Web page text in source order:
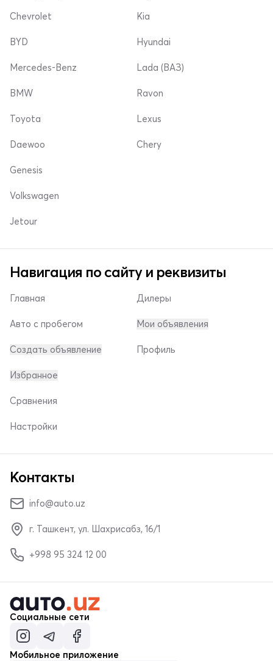
Chevrolet
BYD
Mercedes-Benz
Kia
Hyundai
Lada (ВАЗ)
BMW
Toyota
Daewoo
Ravon
Lexus
Chery
Genesis
Volkswagen
Jetour
Навигация по сайту и реквизиты
Главная
Авто с пробегом
Создать объявление
Дилеры
Мои объявления
Профиль
Избранное
Сравнения
Настройки
Контакты
info@auto.uz
г. Ташкент, ул. Шахрисабз, 16/1
+998 95 324 12 00
Социальные сети
Мобильное приложение